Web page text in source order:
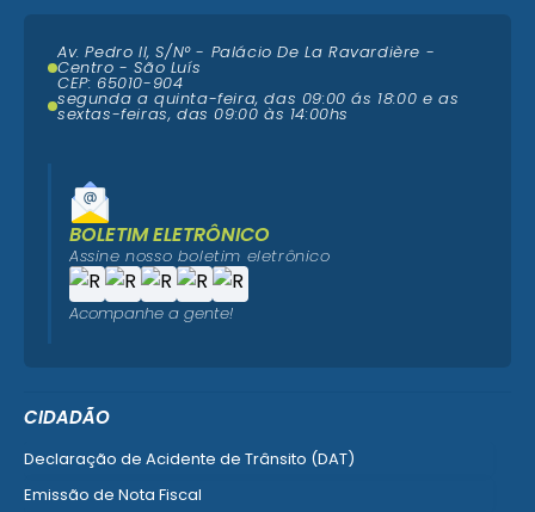
CIDADÃO
Declaração de Acidente de Trânsito (DAT)
Emissão de Nota Fiscal
Av. Pedro II, S/N° - Palácio De La Ravardière -
Centro - São Luís
CEP: 65010-904
segunda a quinta-feira, das 09:00 ás 18:00 e as
sextas-feiras, das 09:00 às 14:00hs
BOLETIM ELETRÔNICO
Assine nosso boletim eletrônico
Acompanhe a gente!